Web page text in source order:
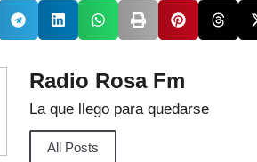
Radio Rosa Fm
La que llego para quedarse
All Posts